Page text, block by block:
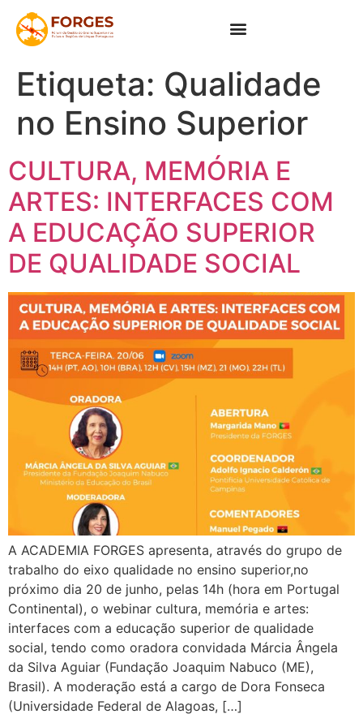
Etiqueta: Qualidade
no Ensino Superior
CULTURA, MEMÓRIA E
ARTES: INTERFACES COM
A EDUCAÇÃO SUPERIOR
DE QUALIDADE SOCIAL
A ACADEMIA FORGES apresenta, através do grupo de
trabalho do eixo qualidade no ensino superior,no
próximo dia 20 de junho, pelas 14h (hora em Portugal
Continental), o webinar cultura, memória e artes:
interfaces com a educação superior de qualidade
social, tendo como oradora convidada Márcia Ângela
da Silva Aguiar (Fundação Joaquim Nabuco (ME),
Brasil). A moderação está a cargo de Dora Fonseca
(Universidade Federal de Alagoas, […]